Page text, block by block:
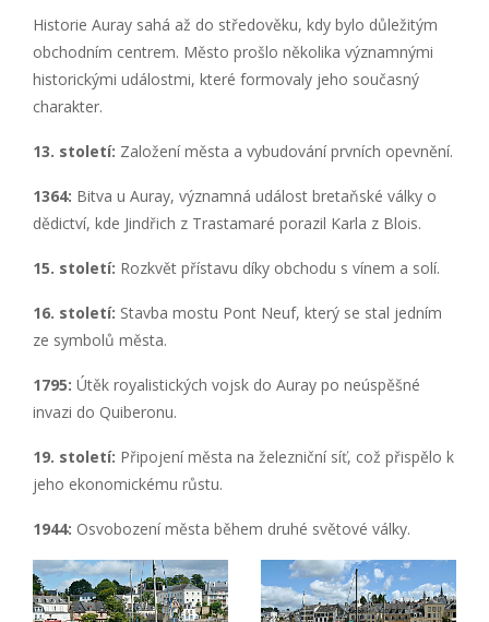
Historie Auray sahá až do středověku, kdy bylo důležitým
obchodním centrem. Město prošlo několika významnými
historickými událostmi, které formovaly jeho současný
charakter.
13. století: Založení města a vybudování prvních opevnění.
1364: Bitva u Auray, významná událost bretaňské války o
dědictví, kde Jindřich z Trastamaré porazil Karla z Blois.
15. století: Rozkvět přístavu díky obchodu s vínem a solí.
16. století: Stavba mostu Pont Neuf, který se stal jedním
ze symbolů města.
1795: Útěk royalistických vojsk do Auray po neúspěšné
invazi do Quiberonu.
19. století: Připojení města na železniční síť, což přispělo k
jeho ekonomickému růstu.
1944: Osvobození města během druhé světové války.